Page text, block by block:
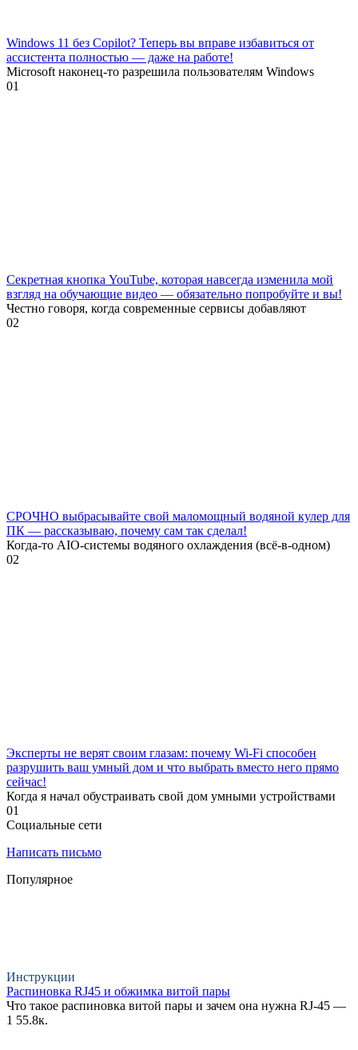
Windows 11 без Copilot? Теперь вы вправе избавиться от
ассистента полностью — даже на работе!
Microsoft наконец-то разрешила пользователям Windows
01
Секретная кнопка YouTube, которая навсегда изменила мой
взгляд на обучающие видео — обязательно попробуйте и вы!
Честно говоря, когда современные сервисы добавляют
02
СРОЧНО выбрасывайте свой маломощный водяной кулер для
ПК — рассказываю, почему сам так сделал!
Когда-то AIO-системы водяного охлаждения (всё-в-одном)
02
Эксперты не верят своим глазам: почему Wi-Fi способен
разрушить ваш умный дом и что выбрать вместо него прямо
сейчас!
Когда я начал обустраивать свой дом умными устройствами
01
Социальные сети
Написать письмо
Популярное
Инструкции
Распиновка RJ45 и обжимка витой пары
Что такое распиновка витой пары и зачем она нужна RJ-45 —
1 55.8к.